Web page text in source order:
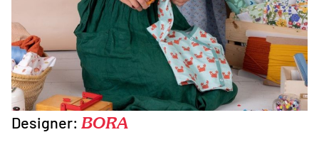
Designer: BORA